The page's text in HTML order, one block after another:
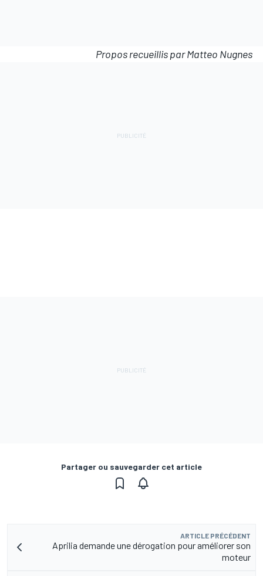
Propos recueillis par Matteo Nugnes
Partager ou sauvegarder cet article
ARTICLE PRÉCÉDENT
Aprilia demande une dérogation pour améliorer son
moteur